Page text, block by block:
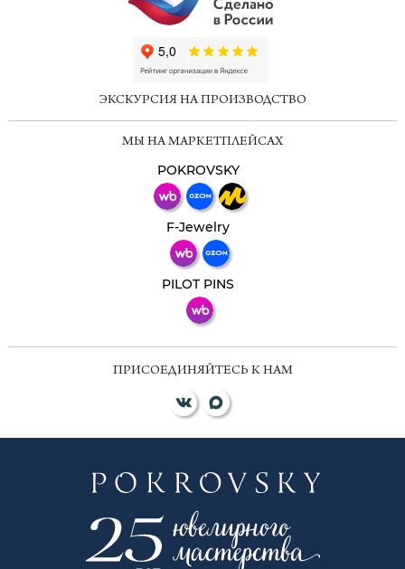
ЭКСКУРСИЯ НА ПРОИЗВОДСТВО
МЫ НА МАРКЕТПЛЕЙСАХ
POKROVSKY
F-Jewelry
PILOT PINS
ПРИСОЕДИНЯЙТЕСЬ К НАМ